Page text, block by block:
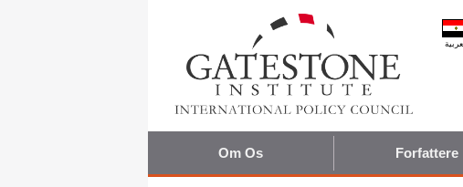
Om Os Forfattere